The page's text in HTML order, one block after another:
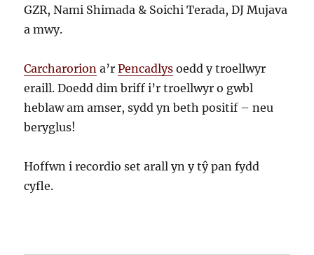
GZR, Nami Shimada & Soichi Terada, DJ Mujava
a mwy.
Carcharorion a’rPencadlys oedd y troellwyr
eraill. Doedd dim briff i’r troellwyr o gwbl
heblaw am amser, sydd yn beth positif – neu
beryglus!
Hoffwn i recordio set arall yn y tŷ pan fydd
cyfle.